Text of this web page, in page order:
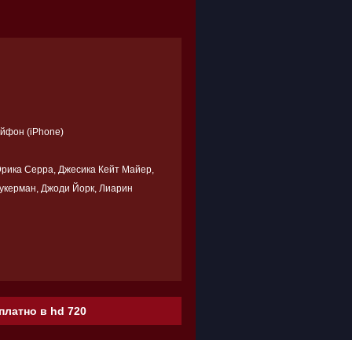
(iPhone)
Серра, Джесика Кейт Майер,
Джоди Йорк, Лиарин
в hd 720